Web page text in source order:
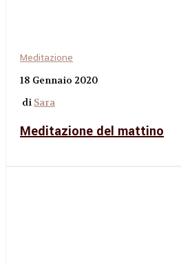
Meditazione
18 Gennaio 2020
di Sara
Meditazione del mattino